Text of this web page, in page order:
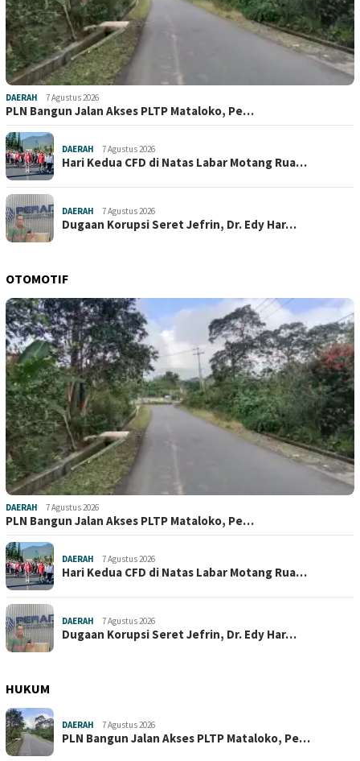
DAERAH 7 Agustus 2026
PLN Bangun Jalan Akses PLTP Mataloko, Pe…
DAERAH 7 Agustus 2026
Hari Kedua CFD di Natas Labar Motang Rua…
DAERAH 7 Agustus 2026
Dugaan Korupsi Seret Jefrin, Dr. Edy Har…
OTOMOTIF
DAERAH 7 Agustus 2026
PLN Bangun Jalan Akses PLTP Mataloko, Pe…
DAERAH 7 Agustus 2026
Hari Kedua CFD di Natas Labar Motang Rua…
DAERAH 7 Agustus 2026
Dugaan Korupsi Seret Jefrin, Dr. Edy Har…
HUKUM
DAERAH 7 Agustus 2026
PLN Bangun Jalan Akses PLTP Mataloko, Pe…